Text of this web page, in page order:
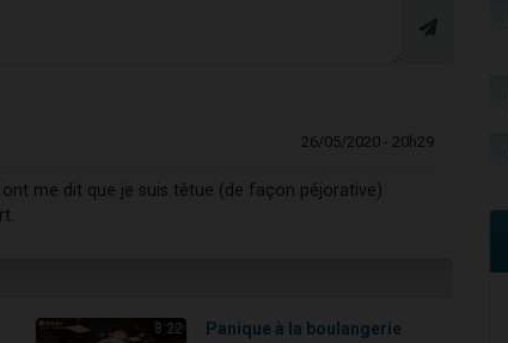
26/05/2020 - 20h29
me dit que je suis têtue (de façon péjorative)
8:22
Panique à la boulangerie